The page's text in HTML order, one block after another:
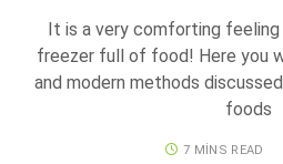
It is a very comforting feeling
freezer full of food! Here you
and modern methods
foods
7 MINS READ